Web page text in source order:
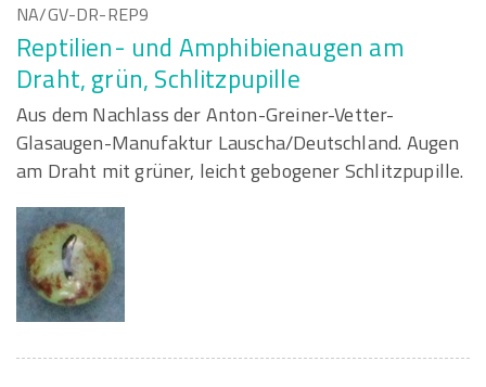
NA/GV-DR-REP9
Reptilien- und Amphibienaugen am
Draht, grün, Schlitzpupille
Aus dem Nachlass der Anton-Greiner-Vetter-
Glasaugen-Manufaktur Lauscha/Deutschland. Augen
am Draht mit grüner, leicht gebogener Schlitzpupille.